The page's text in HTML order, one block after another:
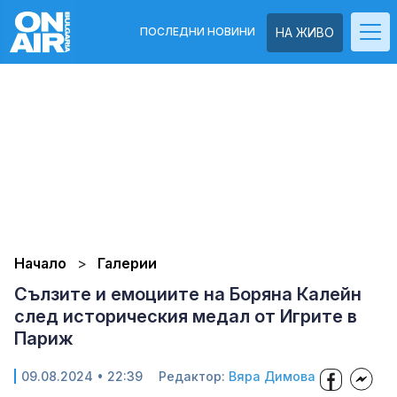
НА ЖИВО
ПОСЛЕДНИ НОВИНИ
Начало Галерии
Сълзите и емоциите на Боряна Калейн
след историческия медал от Игрите в
Париж
09.08.2024 • 22:39 Редактор: Вяра Димова